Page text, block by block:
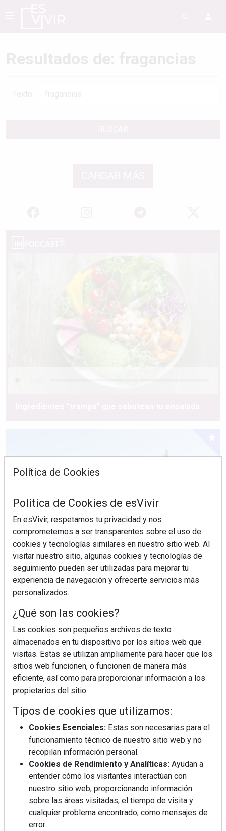
¿Sabes en qué consiste el síndrome metabólico?
Mujer del mes: Boticaria García, la farmacéutica que
habla con el corazón
Política de Cookies
Política de Cookies de esVivir
En esVivir, respetamos tu privacidad y nos
comprometemos a ser transparentes sobre el uso de
cookies y tecnologías similares en nuestro sitio web. Al
visitar nuestro sitio, algunas cookies y tecnologías de
seguimiento pueden ser utilizadas para mejorar tu
experiencia de navegación y ofrecerte servicios más
personalizados.
¿Qué son las cookies?
Las cookies son pequeños archivos de texto
almacenados en tu dispositivo por los sitios web que
visitas. Estas se utilizan ampliamente para hacer que los
sitios web funcionen, o funcionen de manera más
eficiente, así como para proporcionar información a los
propietarios del sitio.
Tipos de cookies que utilizamos:
Cookies Esenciales: Estas son necesarias para el
funcionamiento técnico de nuestro sitio web y no
recopilan información personal.
Cookies de Rendimiento y Analíticas: Ayudan a
entender cómo los visitantes interactúan con
nuestro sitio web, proporcionando información
sobre las áreas visitadas, el tiempo de visita y
cualquier problema encontrado, como mensajes de
error.